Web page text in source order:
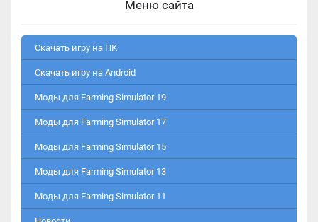
Меню сайта
Скачать игру на ПК
Скачать игру на Android
Моды для Farming Simulator 19
Моды для Farming Simulator 17
Моды для Farming Simulator 15
Моды для Farming Simulator 13
Моды для Farming Simulator 11